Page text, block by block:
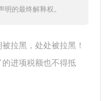
的最终解释权。
拉黑，处处被拉黑！
进项税额也不得抵